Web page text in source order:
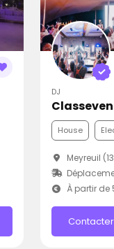
DJ
House
Meyreuil
À partir de
Contacter